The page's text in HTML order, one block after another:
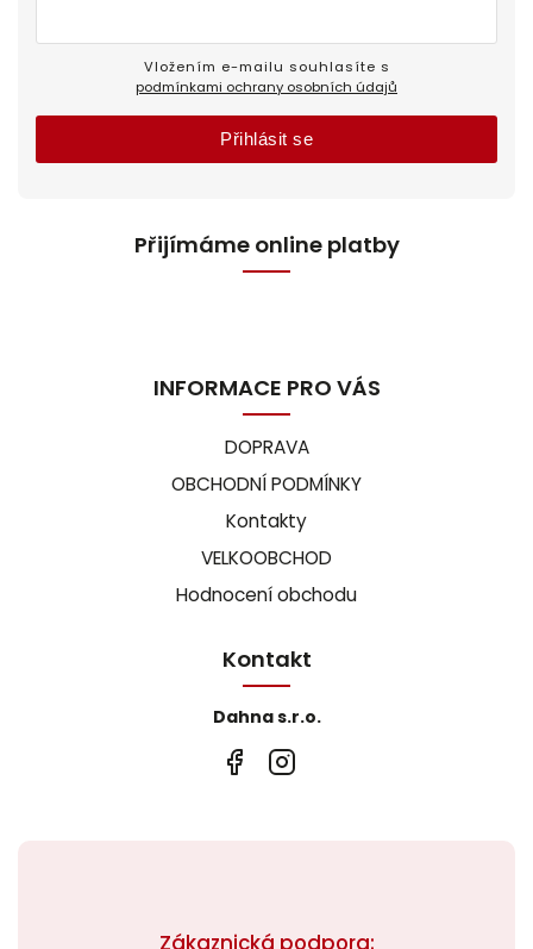
Zákaznická podpora:
podmínkami ochrany osobních údajů
Přihlásit se
Přijímáme online platby
INFORMACE PRO VÁS
DOPRAVA
OBCHODNÍ PODMÍNKY
Kontakty
VELKOOBCHOD
Hodnocení obchodu
Kontakt
Dahna s.r.o.